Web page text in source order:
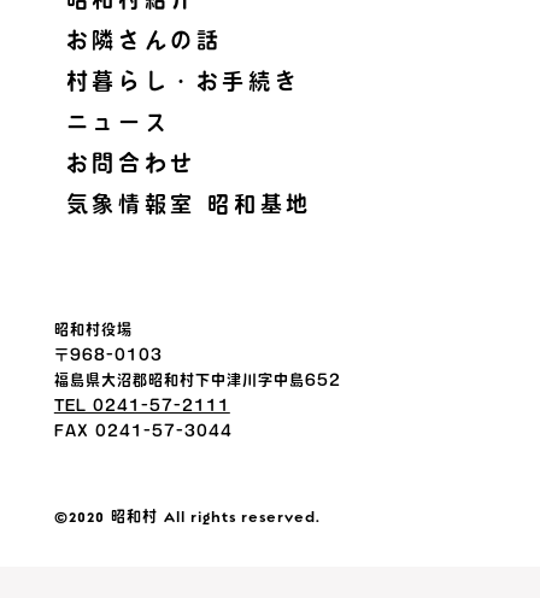
お隣さんの話
村暮らし・お手続き
ニュース
お問合わせ
気象情報室 昭和基地
昭和村役場
〒968-0103
福島県大沼郡昭和村下中津川字中島652
TEL 0241-57-2111
FAX 0241-57-3044
©2020 昭和村 All rights reserved.